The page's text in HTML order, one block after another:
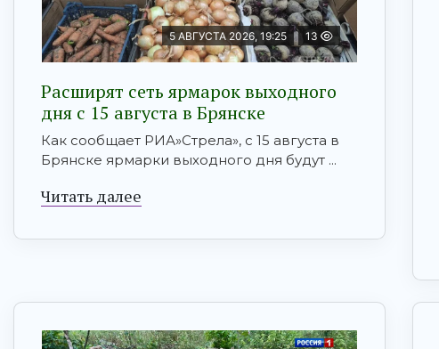
5 АВГУСТА 2026, 19:25 13
Расширят сеть ярмарок выходного
дня с 15 августа в Брянске
Как сообщает РИА»Стрела», с 15 августа в
Брянске ярмарки выходного дня будут ...
Читать далее